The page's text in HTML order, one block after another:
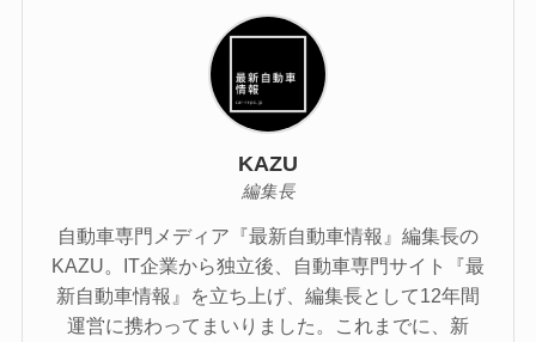
KAZU
編集長
自動車専門メディア『最新自動車情報』編集長の
KAZU。IT企業から独立後、自動車専門サイト『最
新自動車情報』を立ち上げ、編集長として12年間
運営に携わってまいりました。これまでに、新